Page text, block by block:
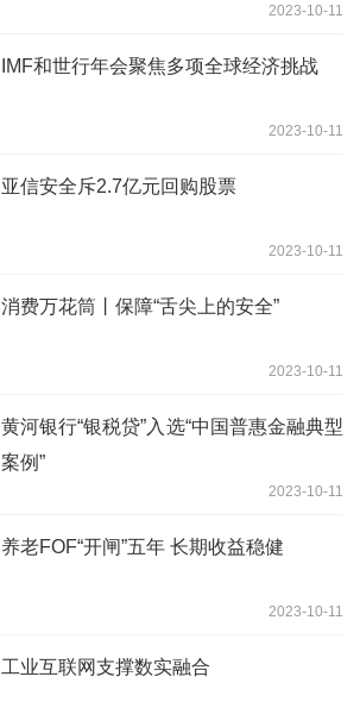
2023-10-11
IMF和世行年会聚焦多项全球经济挑战
2023-10-11
亚信安全斥2.7亿元回购股票
2023-10-11
消费万花筒丨保障“舌尖上的安全”
2023-10-11
黄河银行“银税贷”入选“中国普惠金融典型
案例”
2023-10-11
养老FOF“开闸”五年 长期收益稳健
2023-10-11
工业互联网支撑数实融合